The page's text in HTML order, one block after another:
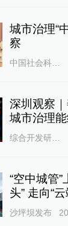
城市治理“
察
中国社会科学网
深圳观察
城市治理
综合开发研究院
“空中城管
头” 走向“云
沙坪坝发布